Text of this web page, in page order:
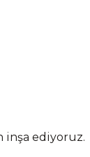
inşa ediyoruz.